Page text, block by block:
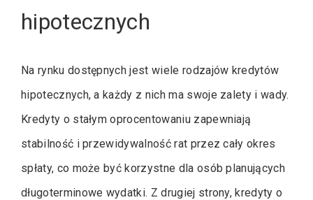
hipotecznych
Na rynku dostępnych jest wiele rodzajów kredytów
hipotecznych, a każdy z nich ma swoje zalety i wady.
Kredyty o stałym oprocentowaniu zapewniają
stabilność i przewidywalność rat przez cały okres
spłaty, co może być korzystne dla osób planujących
długoterminowe wydatki. Z drugiej strony, kredyty o